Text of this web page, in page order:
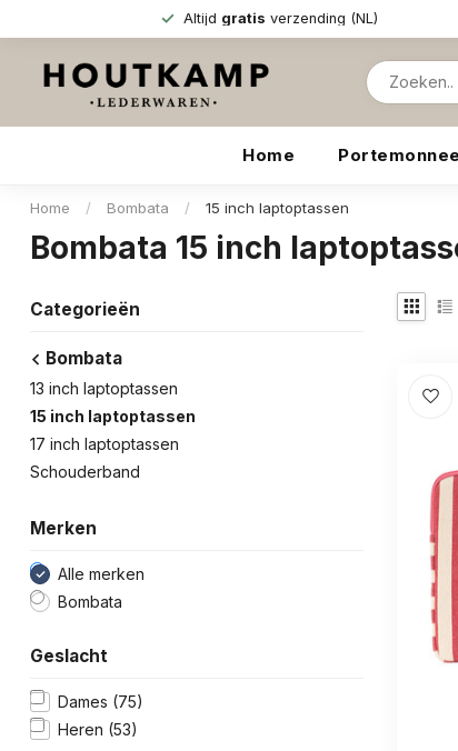
Altijd gratis verzending (NL)
Home
Home / Bombata / 15 inch laptoptassen
Bombata 15 inch
Categorieën
Bombata
13 inch laptoptassen
15 inch laptoptassen
17 inch laptoptassen
Schouderband
Merken
Alle merken
Bombata
Geslacht
Dames (75)
Heren (53)